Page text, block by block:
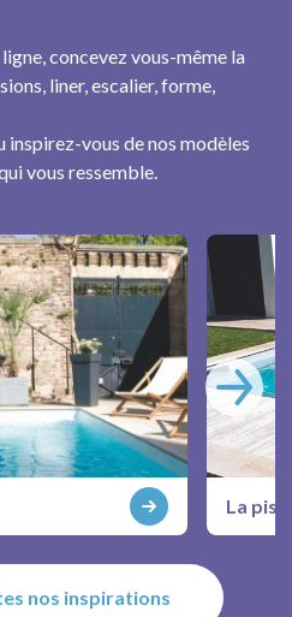
concevez vous-même la
liner, escalier, forme,
inspirez-vous de nos modèles
vous ressemble.
La
nos inspirations